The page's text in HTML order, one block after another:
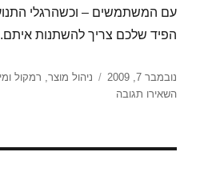
עם המשתמשים – וכשהרגלי
הפיד שלכם צריך להשתנות איתם.
פורסם
בתאריך
נובמבר 7, 2009 קטגוריות
ניהול מוצר, רמקול
השאירו תגובה